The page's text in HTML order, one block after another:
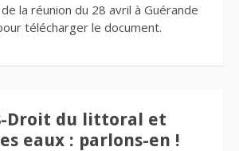
la réunion du 28 avril à Guérande
télécharger le document.
Droit du littoral et
eaux : parlons-en !